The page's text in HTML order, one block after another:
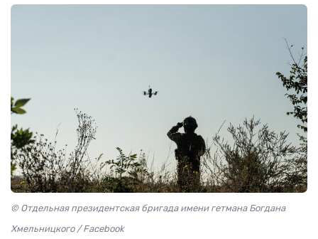
© Отдельная президентская бригада имени гетмана Богдана
Хмельницкого / Facebook